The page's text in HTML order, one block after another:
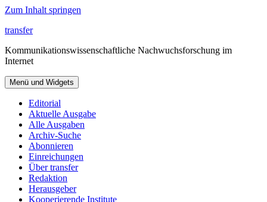
Zum Inhalt springen
transfer
Kommunikationswissenschaftliche Nachwuchsforschung im
Internet
Menü und Widgets
Editorial
Aktuelle Ausgabe
Alle Ausgaben
Archiv-Suche
Abonnieren
Einreichungen
Über transfer
Redaktion
Herausgeber
Kooperierende Institute